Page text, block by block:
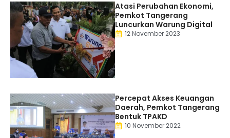
Atasi Perubahan Ekonomi,
Pemkot Tangerang
Luncurkan Warung Digital
12 November 2023
Percepat Akses Keuangan
Daerah, Pemkot Tangerang
Bentuk TPAKD
10 November 2022